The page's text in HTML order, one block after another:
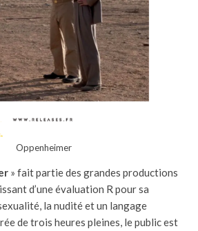
Oppenheimer
» fait partie des grandes productions
d’une évaluation R pour sa
la nudité et un langage
de trois heures pleines, le public est